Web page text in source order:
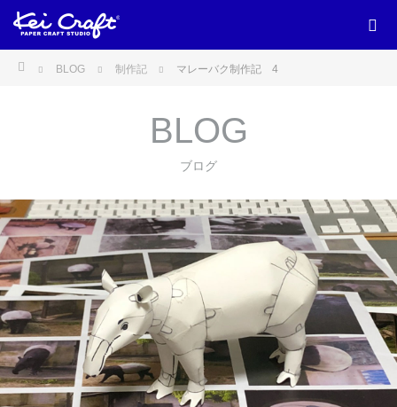
ホームBLOG 制作記 マレーバク制作記 4
BLOG
ブログ